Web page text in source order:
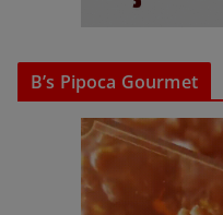
B’s Pipoca Gourmet